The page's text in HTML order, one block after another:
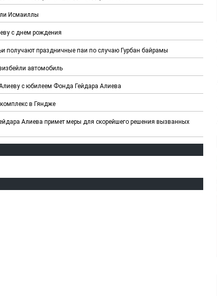
Исмаиллы
с днем рождения
праздничные паи по случаю Гурбан байрамы
автомобиль
с юбилеем Фонда Гейдара Алиева
в Гяндже
Алиева примет меры для скорейшего решения вызванных